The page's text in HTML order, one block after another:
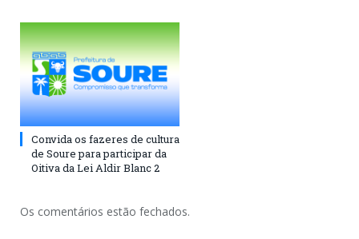
Convida os fazeres de cultura
de Soure para participar da
Oitiva da Lei Aldir Blanc 2
Os comentários estão fechados.